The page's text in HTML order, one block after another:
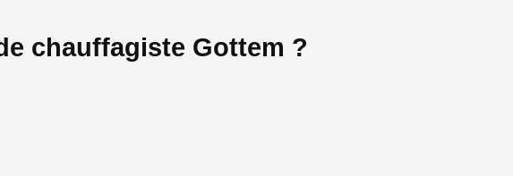
chauffagiste Gottem ?